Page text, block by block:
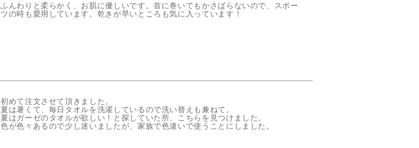
ふんわりと柔らかく、お肌に優しいです。首に巻いてもかさばらないので、スポー
ツの時も愛用しています。乾きが早いところも気に入っています！
初めて注文させて頂きました。
夏は暑くて、毎日タオルを洗濯しているので洗い替えも兼ねて。
夏はガーゼのタオルが欲しい！と探していた所、こちらを見つけました。
色が色々あるので少し迷いましたが、家族で色違いで使うことにしました。